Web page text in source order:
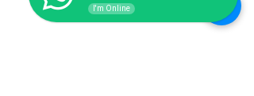
I'm Online